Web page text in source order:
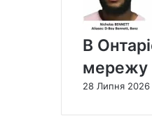
В
мережу
28 Липня 2026